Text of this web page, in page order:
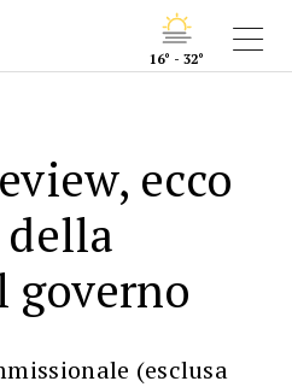
16° - 32°
ecco
governo
(esclusa